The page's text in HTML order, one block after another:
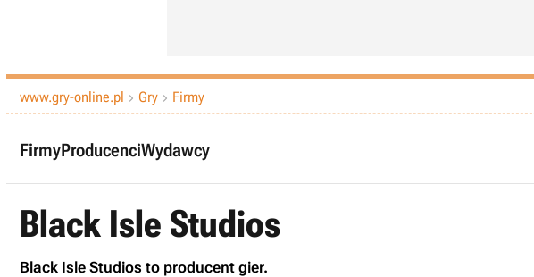
www.gry-online.pl  Gry  Firmy
FirmyProducenciWydawcy
Black Isle Studios
Black Isle Studios to producent gier.